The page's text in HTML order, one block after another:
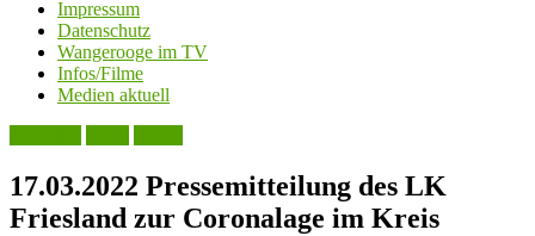
Impressum
Datenschutz
Wangerooge im TV
Infos/Filme
Medien aktuell
17.03.2022 Pressemitteilung des LK
Friesland zur Coronalage im Kreis